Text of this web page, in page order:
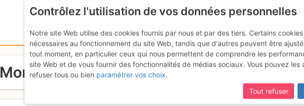
Mont Blanc : Éperon de la Brenva
Contrôlez l'utilisation de vos données personnelles
Notre site Web utilise des cookies fournis par nous et par des tiers. Certains
nécessaires au fonctionnement du site Web, tandis que d'autres peuvent être
tout moment, en particulier ceux qui nous permettent de comprendre les
site Web et de vous fournir des fonctionnalités de médias sociaux. Vous pouvez les
refuser tous ou bien paramétrer vos choix.
Tout refuser